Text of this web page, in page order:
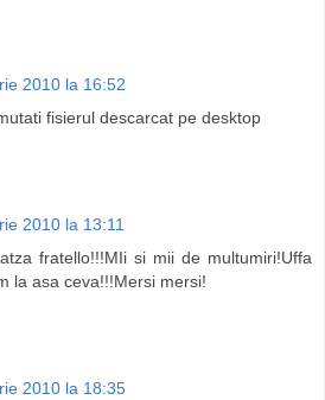
2010 la 16:52
fisierul descarcat pe desktop
2010 la 13:11
fratello!!!MIi si mii de multumiri!Uffa
la asa ceva!!!Mersi mersi!
2010 la 18:35